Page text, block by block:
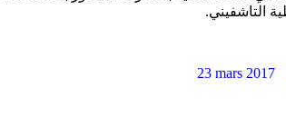
التاشفيني.
23 mars 2017